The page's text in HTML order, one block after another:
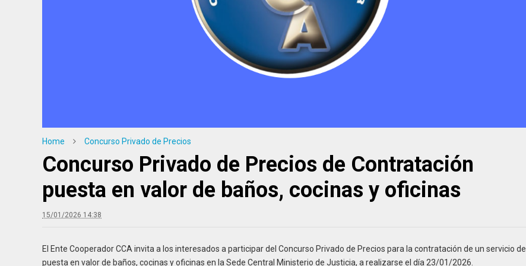
Home Concurso Privado de Precios
Concurso Privado de Precios de Contratación
puesta en valor de baños, cocinas y oficinas
15/01/2026 14:38
El Ente Cooperador CCA invita a los interesados a participar del Concurso Privado de Precios para la contratación de un servicio de
puesta en valor de baños, cocinas y oficinas en la Sede Central Ministerio de Justicia, a realizarse el día 23/01/2026.
Informar
Informar